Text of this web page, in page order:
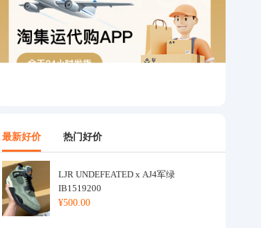
最新好价 热门好价
LJR UNDEFEATED x AJ4军绿
IB1519200
¥500.00